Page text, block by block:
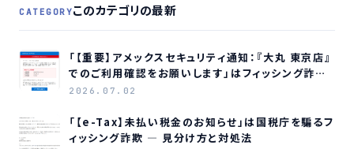
CATEGORYこのカテゴリの最新
「【重要】アメックスセキュリティ通知：『大丸 東京店』
でのご利用確認をお願いします」はフィッシング詐欺
メールです
2026.07.02
「【e-Tax】未払い税金のお知らせ」は国税庁を騙るフ
ィッシング詐欺 ― 見分け方と対処法